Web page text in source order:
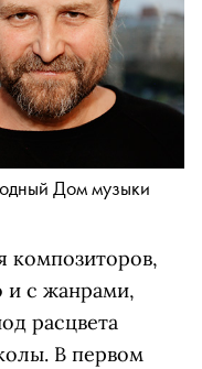
Дом музыки
композиторов,
и с жанрами,
расцвета
В первом